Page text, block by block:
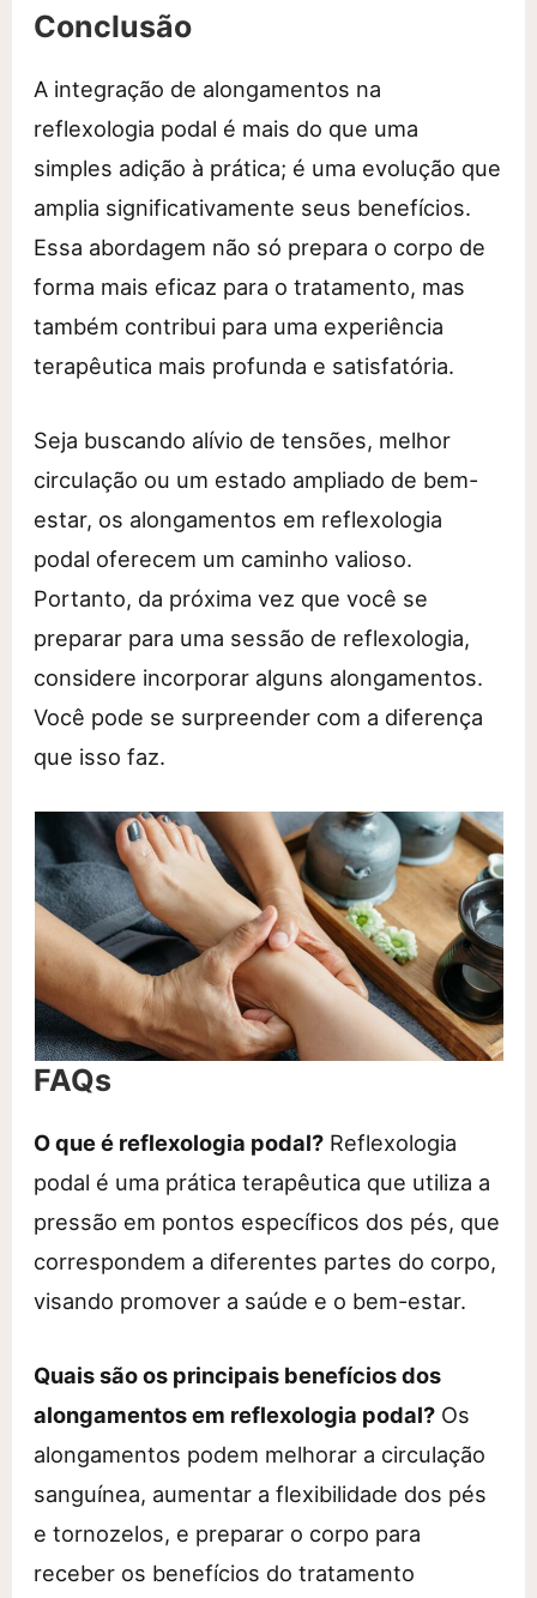
Conclusão
A integração de alongamentos na
reflexologia podal é mais do que uma
simples adição à prática; é uma evolução que
amplia significativamente seus benefícios.
Essa abordagem não só prepara o corpo de
forma mais eficaz para o tratamento, mas
também contribui para uma experiência
terapêutica mais profunda e satisfatória.
Seja buscando alívio de tensões, melhor
circulação ou um estado ampliado de bem-
estar, os alongamentos em reflexologia
podal oferecem um caminho valioso.
Portanto, da próxima vez que você se
preparar para uma sessão de reflexologia,
considere incorporar alguns alongamentos.
Você pode se surpreender com a diferença
que isso faz.
FAQs
O que é reflexologia podal? Reflexologia
podal é uma prática terapêutica que utiliza a
pressão em pontos específicos dos pés, que
correspondem a diferentes partes do corpo,
visando promover a saúde e o bem-estar.
Quais são os principais benefícios dos
alongamentos em reflexologia podal? Os
alongamentos podem melhorar a circulação
sanguínea, aumentar a flexibilidade dos pés
e tornozelos, e preparar o corpo para
receber os benefícios do tratamento